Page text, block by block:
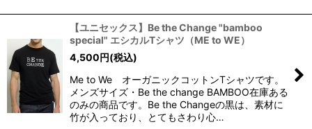
【ユニセックス】Be the Change "bamboo
special" エシカルTシャツ（ME to WE）
4,500円(税込)
Me to We オーガニックコットンTシャツです。
メンズサイズ・Be the change BAMBOO在庫ある
のみの商品です。Be the Changeの黒は、素材に
竹が入っており、とてもさわり心…